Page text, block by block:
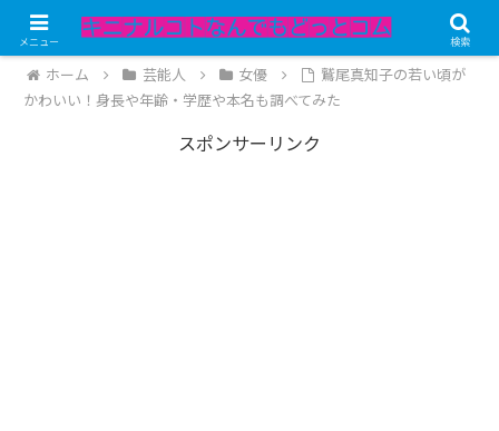
記事内にPRが含まれています。
ホーム 芸能人 女優
鷲尾真知子の若い頃が
かわいい！身長や年齢・学歴や本名も調べてみた
スポンサーリンク
メニュー 検索